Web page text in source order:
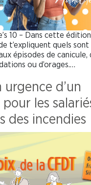
10 – Dans cette
t’expliquent quels sont
épisodes de canicule,
ou d’orages.…
urgence d’un
les
des incendies